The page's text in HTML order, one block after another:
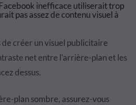
inefficace utiliserait trop
pas assez de contenu visuel à
de créer un visuel publicitaire
net entre l'arrière-plan et les
dessus.
plan sombre, assurez-vous